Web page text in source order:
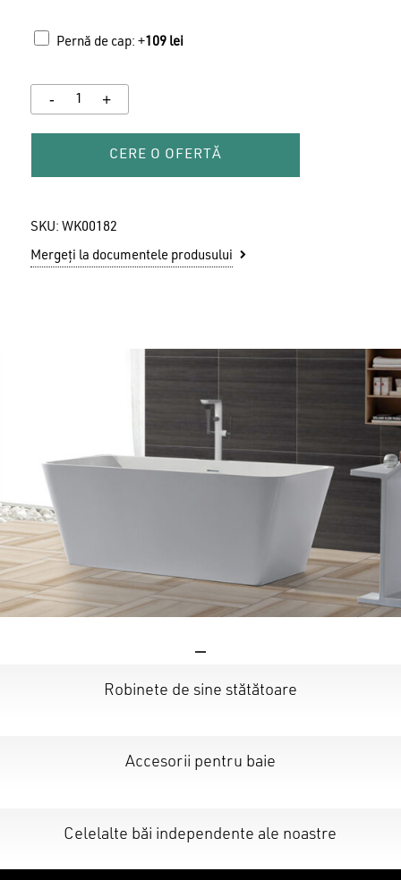
Pernă de cap: +109 lei
CERE O OFERTĂ
SKU: WK00182
Mergeți la documentele produsului
Robinete de sine stătătoare
Accesorii pentru baie
Celelalte băi independente ale noastre